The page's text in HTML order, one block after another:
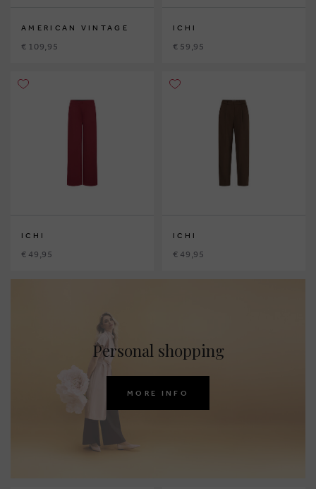
AMERICAN VINTAGE
€ 109,95
ICHI
€ 59,95
ICHI
€ 49,95
ICHI
€ 49,95
Personal shopping
MORE INFO